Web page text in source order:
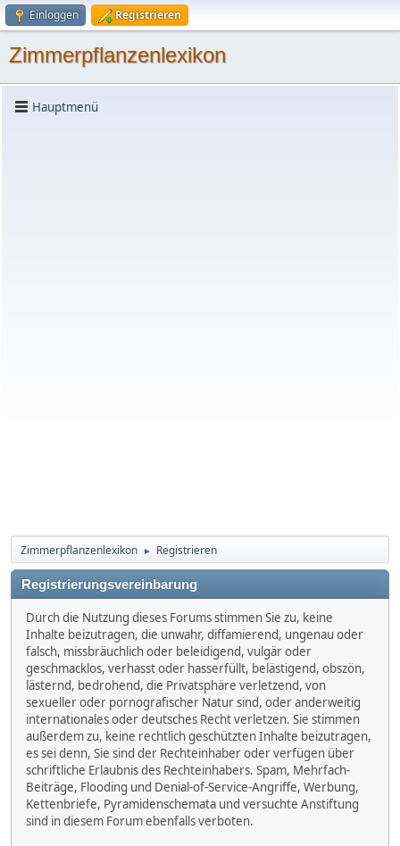
Einloggen Registrieren
Zimmerpflanzenlexikon
Hauptmenü
Zimmerpflanzenlexikon ► Registrieren
Registrierungsvereinbarung
Durch die Nutzung dieses Forums stimmen Sie zu, keine
Inhalte beizutragen, die unwahr, diffamierend, ungenau oder
falsch, missbräuchlich oder beleidigend, vulgär oder
geschmacklos, verhasst oder hasserfüllt, belästigend, obszön,
lästernd, bedrohend, die Privatsphäre verletzend, von
sexueller oder pornografischer Natur sind, oder anderweitig
internationales oder deutsches Recht verletzen. Sie stimmen
außerdem zu, keine rechtlich geschützten Inhalte beizutragen,
es sei denn, Sie sind der Rechteinhaber oder verfügen über
schriftliche Erlaubnis des Rechteinhabers. Spam, Mehrfach-
Beiträge, Flooding und Denial-of-Service-Angriffe, Werbung,
Kettenbriefe, Pyramidenschemata und versuchte Anstiftung
sind in diesem Forum ebenfalls verboten.